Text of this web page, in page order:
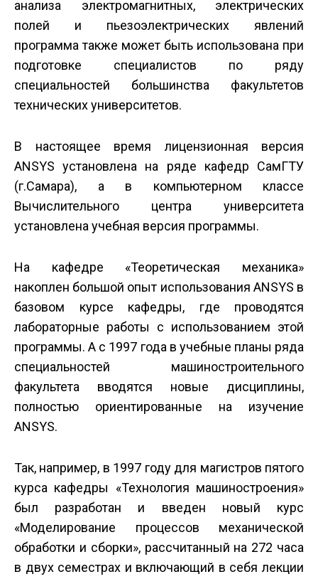
анализа электромагнитных, электрических
полей и пьезоэлектрических явлений
программа также может быть использована при
подготовке специалистов по ряду
специальностей большинства факультетов
технических университетов.
В настоящее время лицензионная версия
ANSYS установлена на ряде кафедр СамГТУ
(г.Самара), а в компьютерном классе
Вычислительного центра университета
установлена учебная версия программы.
На кафедре «Теоретическая механика»
накоплен большой опыт использования ANSYS в
базовом курсе кафедры, где проводятся
лабораторные работы с использованием этой
программы. А с 1997 года в учебные планы ряда
специальностей машиностроительного
факультета вводятся новые дисциплины,
полностью ориентированные на изучение
ANSYS.
Так, например, в 1997 году для магистров пятого
курса кафедры «Технология машиностроения»
был разработан и введен новый курс
«Моделирование процессов механической
обработки и сборки», рассчитанный на 272 часа
в двух семестрах и включающий в себя лекции